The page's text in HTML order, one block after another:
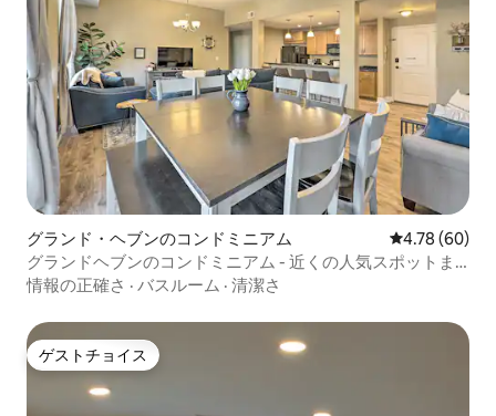
グランド・ヘブンのコンドミニアム レビュー60
4.78 (60)
グランドヘブンのコンドミニアム - 近くの人気スポットま
で徒歩で行けます！
情報の正確さ · バスルーム · 清潔さ
ゲストチョイス
ゲストチョイス